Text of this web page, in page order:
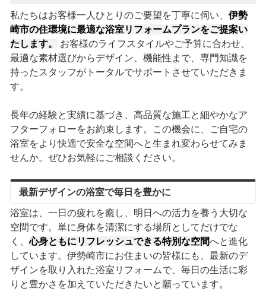
私たちはお客様一人ひとりのご要望を丁寧に伺い、 伊勢
崎市の住環境に最適な浴室リフォームプランをご提案い
たします。
お客様のライフスタイルやご予算に合わせ、
最適な素材選びからデザイン、機能性まで、専門知識を
持ったスタッフがトータルでサポートさせていただきま
す。
長年の経験と実績に基づき、高品質な施工と細やかなア
フターフォローをお約束します。この機会に、ご自宅の
浴室をより快適で安全な空間へと生まれ変わらせてみま
せんか。ぜひお気軽にご相談ください。
最新デザインの浴室で毎日を豊かに
浴室は、一日の疲れを癒し、明日への活力を養う大切な
空間です。単に身体を清潔にする場所としてだけでな
く、心身ともにリフレッシュできる特別な空間へと進化
しています。伊勢崎市にお住まいの皆様にも、最新のデ
ザインを取り入れた浴室リフォームで、毎日の生活に彩
りと豊かさを加えていただきたいと願っています。